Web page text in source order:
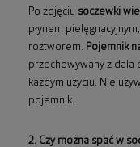
Po zdjęciu soczewki
płynem
roztworem. Pojemnik
przechowywany z dala
każdym użyciu. Nie
pojemnik.
2. Czy można spać w